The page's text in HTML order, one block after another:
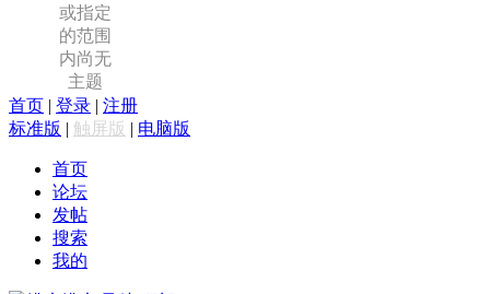
或指定
的范围
内尚无
主题
首页 | 登录 | 注册
标准版 | 触屏版 | 电脑版
首页
论坛
发帖
搜索
我的